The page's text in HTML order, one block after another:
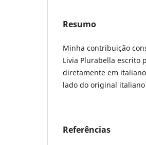
Resumo
Minha contribuição
Livia Plurabella escrito
diretamente em
lado do original italiano
Referências